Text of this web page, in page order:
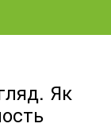
Як